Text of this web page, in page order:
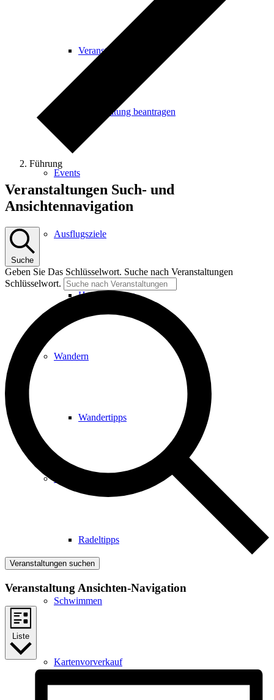
Veranstaltungskalender
Veranstaltung beantragen
Events
Ausflugsziele
Hardtbergturm
Wandern
Wandertipps
Radeltipps
Schwimmen
Kartenvorverkauf
Führung
Veranstaltungen
Veranstaltungen Such- und
Ansichtennavigation
Suche
Geben Sie Das Schlüsselwort. Suche nach Veranstaltungen
Schlüsselwort.
Veranstaltungen suchen
Veranstaltung Ansichten-Navigation
Liste